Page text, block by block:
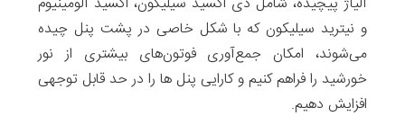
و نیترید سیلیکون که با شکل خاصی در پشت پنل چیده
می‌شوند، امکان جمع‌آوری فوتون‌های بیشتری از نور
خورشید را فراهم کنیم و کارایی پنل ها را در حد قابل توجهی
افزایش دهیم.